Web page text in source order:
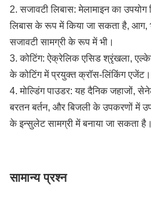
2. सजावटी लिबास: मेलामाइन का
लिबास के रूप में किया जा सकता है, आग,
सजावटी सामग्री के रूप में भी।
3. कोटिंग: ऐक्रेलिक एसिड श्रृंखला,
के कोटिंग में प्रयुक्त क्रॉस-लिंकिंग एजेंट।
4. मोल्डिंग पाउडर: यह दैनिक जहाजों,
बरतन बर्तन, और बिजली के उपकरणों में
के इन्सुलेट सामग्री में बनाया जा सकता है।
सामान्य प्रश्न